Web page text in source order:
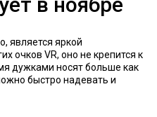
является яркой
очков VR, оно не крепится к
дужками носят больше как
быстро надевать и